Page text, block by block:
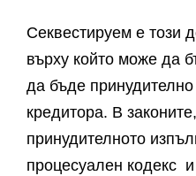
Секвестируем е този
върху който може да
да бъде
кредитора. В
принудителното
процесуален кодекс